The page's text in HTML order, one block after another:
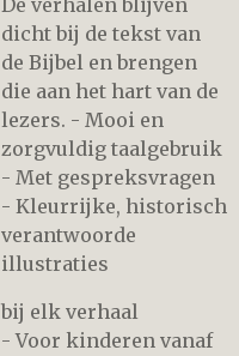
De verhalen blijven
dicht bij de tekst van
de Bijbel en brengen
die aan het hart van de
lezers. - Mooi en
zorgvuldig taalgebruik
- Met gespreksvragen
- Kleurrijke, historisch
verantwoorde
illustraties
bij elk verhaal
- Voor kinderen vanaf